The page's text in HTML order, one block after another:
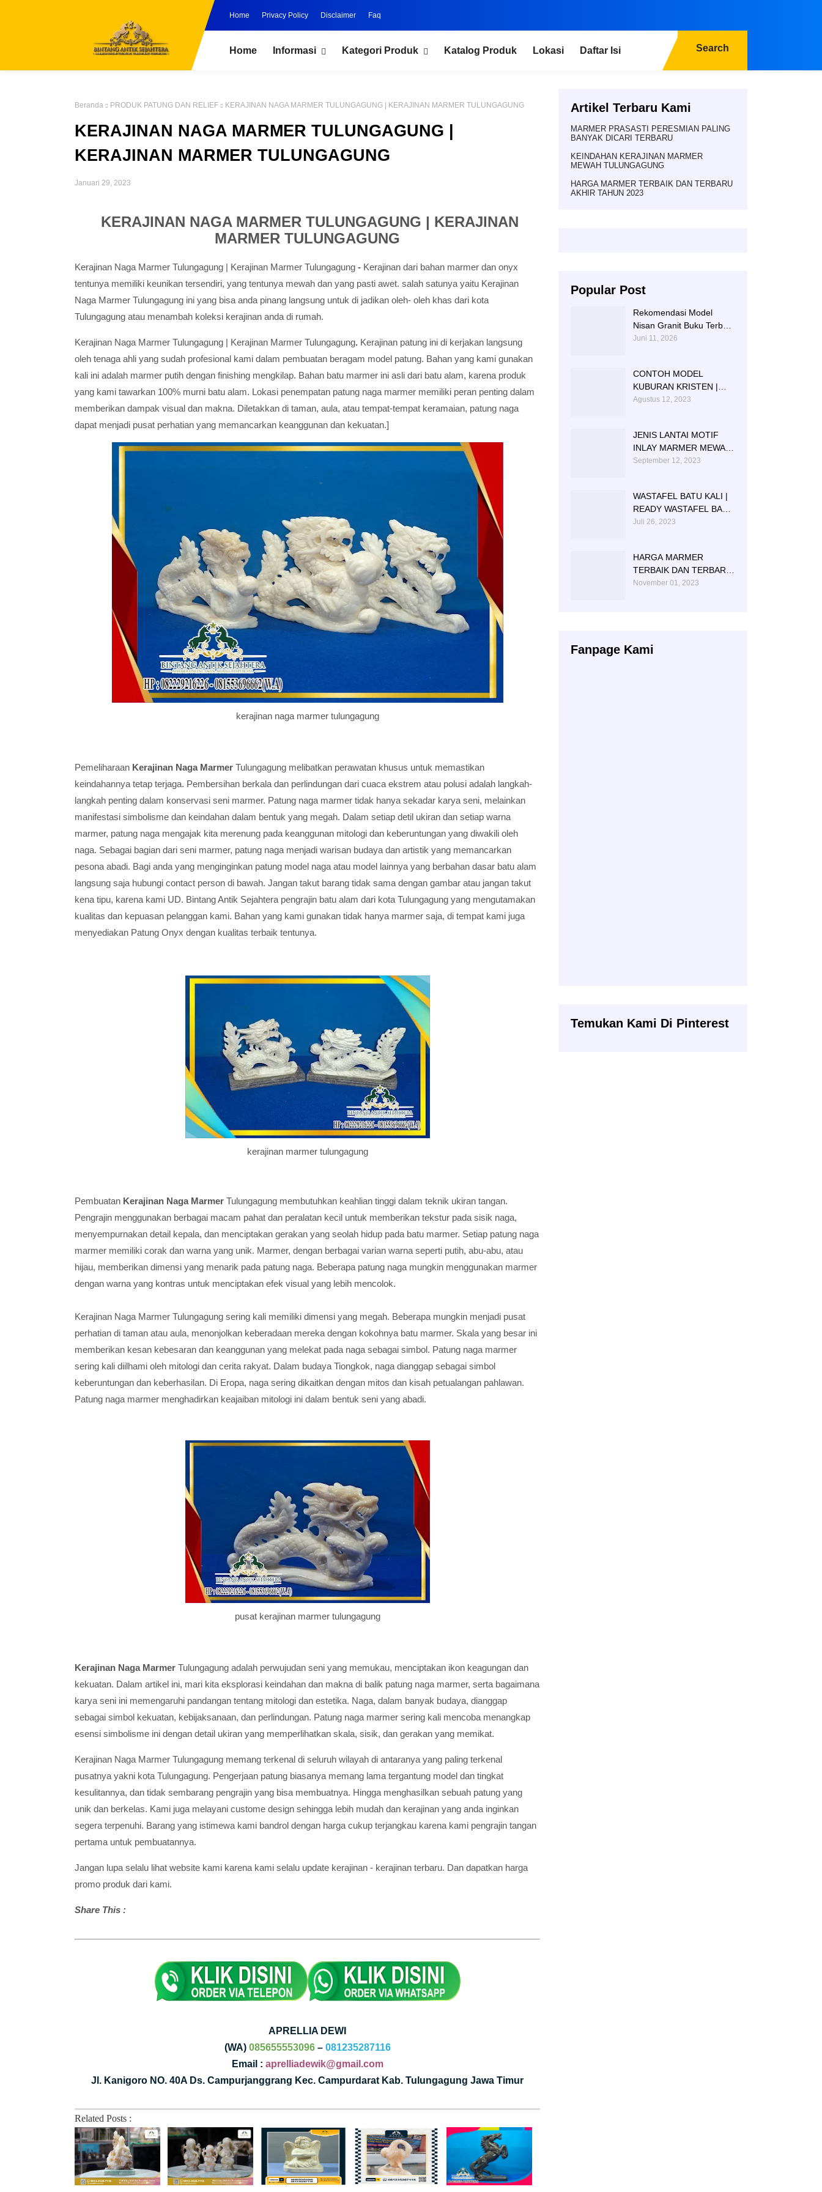
Home Privacy Policy Disclaimer Faq
Home Informasi Kategori Produk Katalog Produk Lokasi Daftar Isi Search
Beranda PRODUK PATUNG DAN RELIEF KERAJINAN NAGA MARMER TULUNGAGUNG | KERAJINAN MARMER TULUNGAGUNG
KERAJINAN NAGA MARMER TULUNGAGUNG |
KERAJINAN MARMER TULUNGAGUNG
Januari 29, 2023
KERAJINAN NAGA MARMER TULUNGAGUNG | KERAJINAN
MARMER TULUNGAGUNG
Kerajinan Naga Marmer Tulungagung | Kerajinan Marmer Tulungagung - Kerajinan dari bahan marmer dan onyx
tentunya memiliki keunikan tersendiri, yang tentunya mewah dan yang pasti awet. salah satunya yaitu Kerajinan
Naga Marmer Tulungagung ini yang bisa anda pinang langsung untuk di jadikan oleh- oleh khas dari kota
Tulungagung atau menambah koleksi kerajinan anda di rumah.
Kerajinan Naga Marmer Tulungagung | Kerajinan Marmer Tulungagung. Kerajinan patung ini di kerjakan langsung
oleh tenaga ahli yang sudah profesional kami dalam pembuatan beragam model patung. Bahan yang kami gunakan
kali ini adalah marmer putih dengan finishing mengkilap. Bahan batu marmer ini asli dari batu alam, karena produk
yang kami tawarkan 100% murni batu alam. Lokasi penempatan patung naga marmer memiliki peran penting dalam
memberikan dampak visual dan makna. Diletakkan di taman, aula, atau tempat-tempat keramaian, patung naga
dapat menjadi pusat perhatian yang memancarkan keanggunan dan kekuatan.]
kerajinan naga marmer tulungagung
Pemeliharaan Kerajinan Naga Marmer Tulungagung melibatkan perawatan khusus untuk memastikan
keindahannya tetap terjaga. Pembersihan berkala dan perlindungan dari cuaca ekstrem atau polusi adalah langkah-
langkah penting dalam konservasi seni marmer. Patung naga marmer tidak hanya sekadar karya seni, melainkan
manifestasi simbolisme dan keindahan dalam bentuk yang megah. Dalam setiap detil ukiran dan setiap warna
marmer, patung naga mengajak kita merenung pada keanggunan mitologi dan keberuntungan yang diwakili oleh
naga. Sebagai bagian dari seni marmer, patung naga menjadi warisan budaya dan artistik yang memancarkan
pesona abadi. Bagi anda yang menginginkan patung model naga atau model lainnya yang berbahan dasar batu alam
langsung saja hubungi contact person di bawah. Jangan takut barang tidak sama dengan gambar atau jangan takut
kena tipu, karena kami UD. Bintang Antik Sejahtera pengrajin batu alam dari kota Tulungagung yang mengutamakan
kualitas dan kepuasan pelanggan kami. Bahan yang kami gunakan tidak hanya marmer saja, di tempat kami juga
menyediakan Patung Onyx dengan kualitas terbaik tentunya.
kerajinan marmer tulungagung
Pembuatan Kerajinan Naga Marmer Tulungagung membutuhkan keahlian tinggi dalam teknik ukiran tangan.
Pengrajin menggunakan berbagai macam pahat dan peralatan kecil untuk memberikan tekstur pada sisik naga,
menyempurnakan detail kepala, dan menciptakan gerakan yang seolah hidup pada batu marmer. Setiap patung naga
marmer memiliki corak dan warna yang unik. Marmer, dengan berbagai varian warna seperti putih, abu-abu, atau
hijau, memberikan dimensi yang menarik pada patung naga. Beberapa patung naga mungkin menggunakan marmer
dengan warna yang kontras untuk menciptakan efek visual yang lebih mencolok.
Kerajinan Naga Marmer Tulungagung sering kali memiliki dimensi yang megah. Beberapa mungkin menjadi pusat
perhatian di taman atau aula, menonjolkan keberadaan mereka dengan kokohnya batu marmer. Skala yang besar ini
memberikan kesan kebesaran dan keanggunan yang melekat pada naga sebagai simbol. Patung naga marmer
sering kali diilhami oleh mitologi dan cerita rakyat. Dalam budaya Tiongkok, naga dianggap sebagai simbol
keberuntungan dan keberhasilan. Di Eropa, naga sering dikaitkan dengan mitos dan kisah petualangan pahlawan.
Patung naga marmer menghadirkan keajaiban mitologi ini dalam bentuk seni yang abadi.
pusat kerajinan marmer tulungagung
Kerajinan Naga Marmer Tulungagung adalah perwujudan seni yang memukau, menciptakan ikon keagungan dan
kekuatan. Dalam artikel ini, mari kita eksplorasi keindahan dan makna di balik patung naga marmer, serta bagaimana
karya seni ini memengaruhi pandangan tentang mitologi dan estetika. Naga, dalam banyak budaya, dianggap
sebagai simbol kekuatan, kebijaksanaan, dan perlindungan. Patung naga marmer sering kali mencoba menangkap
esensi simbolisme ini dengan detail ukiran yang memperlihatkan skala, sisik, dan gerakan yang memikat.
Kerajinan Naga Marmer Tulungagung memang terkenal di seluruh wilayah di antaranya yang paling terkenal
pusatnya yakni kota Tulungagung. Pengerjaan patung biasanya memang lama tergantung model dan tingkat
kesulitannya, dan tidak sembarang pengrajin yang bisa membuatnya. Hingga menghasilkan sebuah patung yang
unik dan berkelas. Kami juga melayani custome design sehingga lebih mudah dan kerajinan yang anda inginkan
segera terpenuhi. Barang yang istimewa kami bandrol dengan harga cukup terjangkau karena kami pengrajin tangan
pertama untuk pembuatannya.
Jangan lupa selalu lihat website kami karena kami selalu update kerajinan - kerajinan terbaru. Dan dapatkan harga
promo produk dari kami.
Share This :
APRELLIA DEWI
(WA) 085655553096– 081235287116
Email : aprelliadewik@gmail.com
Jl. Kanigoro NO. 40A Ds. Campurjanggrang Kec. Campurdarat Kab. Tulungagung Jawa Timur
Related Posts :
Artikel Terbaru Kami
MARMER PRASASTI PERESMIAN PALING
BANYAK DICARI TERBARU
KEINDAHAN KERAJINAN MARMER
MEWAH TULUNGAGUNG
HARGA MARMER TERBAIK DAN TERBARU
AKHIR TAHUN 2023
Popular Post
Rekomendasi Model
Nisan Granit Buku Terbaik
Tahun Ini
Juni 11, 2026
CONTOH MODEL
KUBURAN KRISTEN |
MODEL MAKAM
Agustus 12, 2023
JENIS LANTAI MOTIF
INLAY MARMER MEWAH
BERKWALITAS
September 12, 2023
WASTAFEL BATU KALI |
READY WASTAFEL BATU
KALI | WASTAFEL BATU
Juli 26, 2023
HARGA MARMER
TERBAIK DAN TERBARU
AKHIR TAHUN 2023
November 01, 2023
Fanpage Kami
Temukan Kami Di Pinterest